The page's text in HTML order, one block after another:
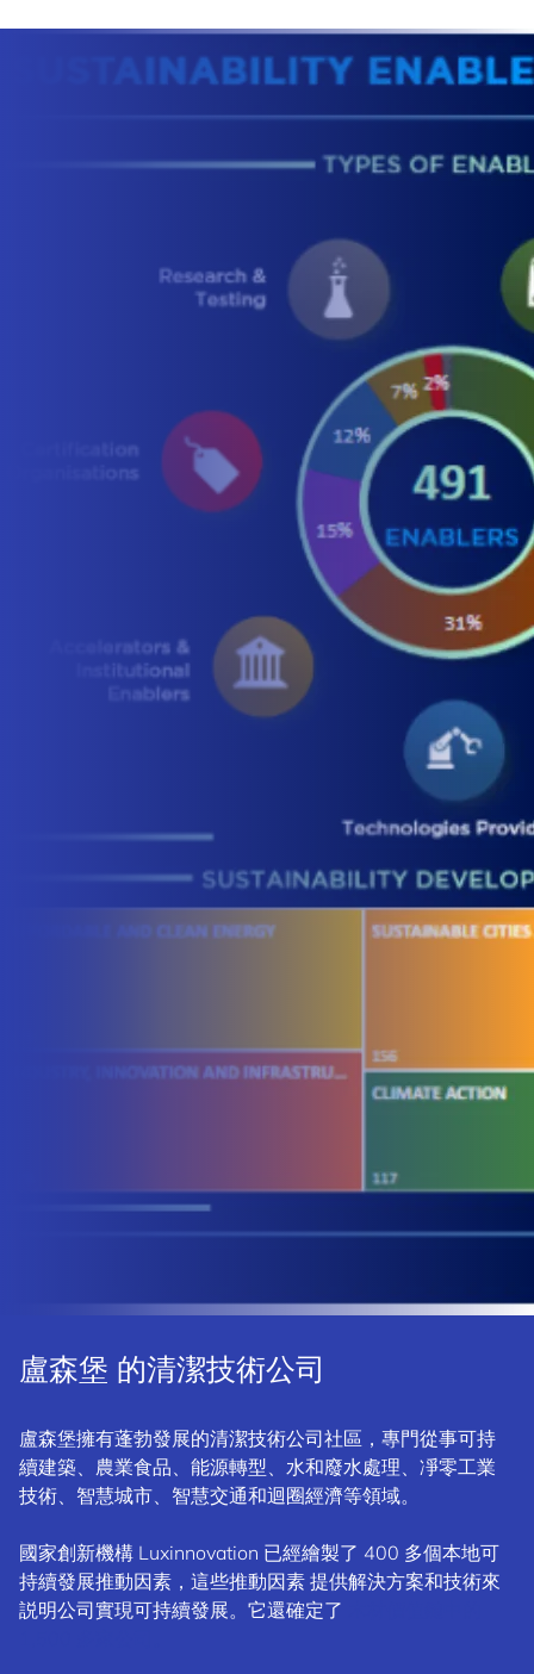
盧森堡 的清潔技術公司
盧森堡擁有蓬勃發展的清潔技術公司社區，專門從事可持
續建築、農業食品、能源轉型、水和廢水處理、凈零工業
技術、智慧城市、智慧交通和迴圈經濟等領域。
國家創新機構 Luxinnovation 已經繪製了 400 多個本地可
持續發展推動因素，這些推動因素 提供解決方案和技術來
説明公司實現可持續發展。它還確定了